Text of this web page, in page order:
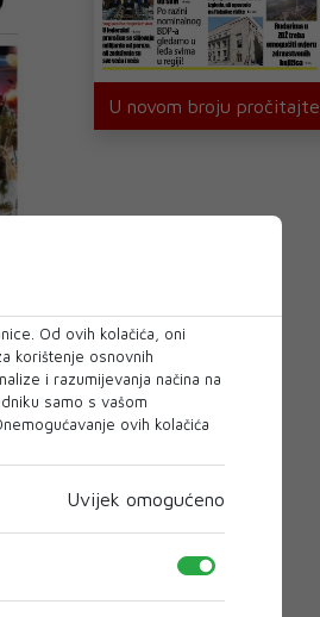
U novom broju pročitajte
Od ovih kolačića, oni
korištenje osnovnih
i razumijevanja načina na
samo s vašom
ovih kolačića
Uvijek omogućeno